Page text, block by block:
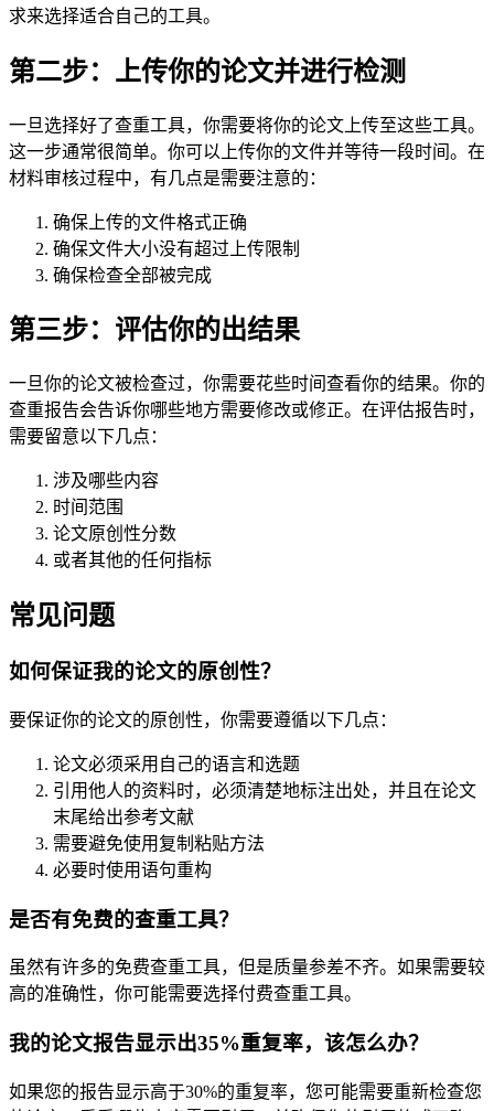
求来选择适合自己的工具。
第二步：上传你的论文并进行检测
一旦选择好了查重工具，你需要将你的论文上传至这些工具。
这一步通常很简单。你可以上传你的文件并等待一段时间。在
材料审核过程中，有几点是需要注意的：
确保上传的文件格式正确
确保文件大小没有超过上传限制
确保检查全部被完成
第三步：评估你的出结果
一旦你的论文被检查过，你需要花些时间查看你的结果。你的
查重报告会告诉你哪些地方需要修改或修正。在评估报告时，
需要留意以下几点：
涉及哪些内容
时间范围
论文原创性分数
或者其他的任何指标
常见问题
如何保证我的论文的原创性？
要保证你的论文的原创性，你需要遵循以下几点：
论文必须采用自己的语言和选题
引用他人的资料时，必须清楚地标注出处，并且在论文
末尾给出参考文献
需要避免使用复制粘贴方法
必要时使用语句重构
是否有免费的查重工具？
虽然有许多的免费查重工具，但是质量参差不齐。如果需要较
高的准确性，你可能需要选择付费查重工具。
我的论文报告显示出35%重复率，该怎么办？
如果您的报告显示高于30%的重复率，您可能需要重新检查您